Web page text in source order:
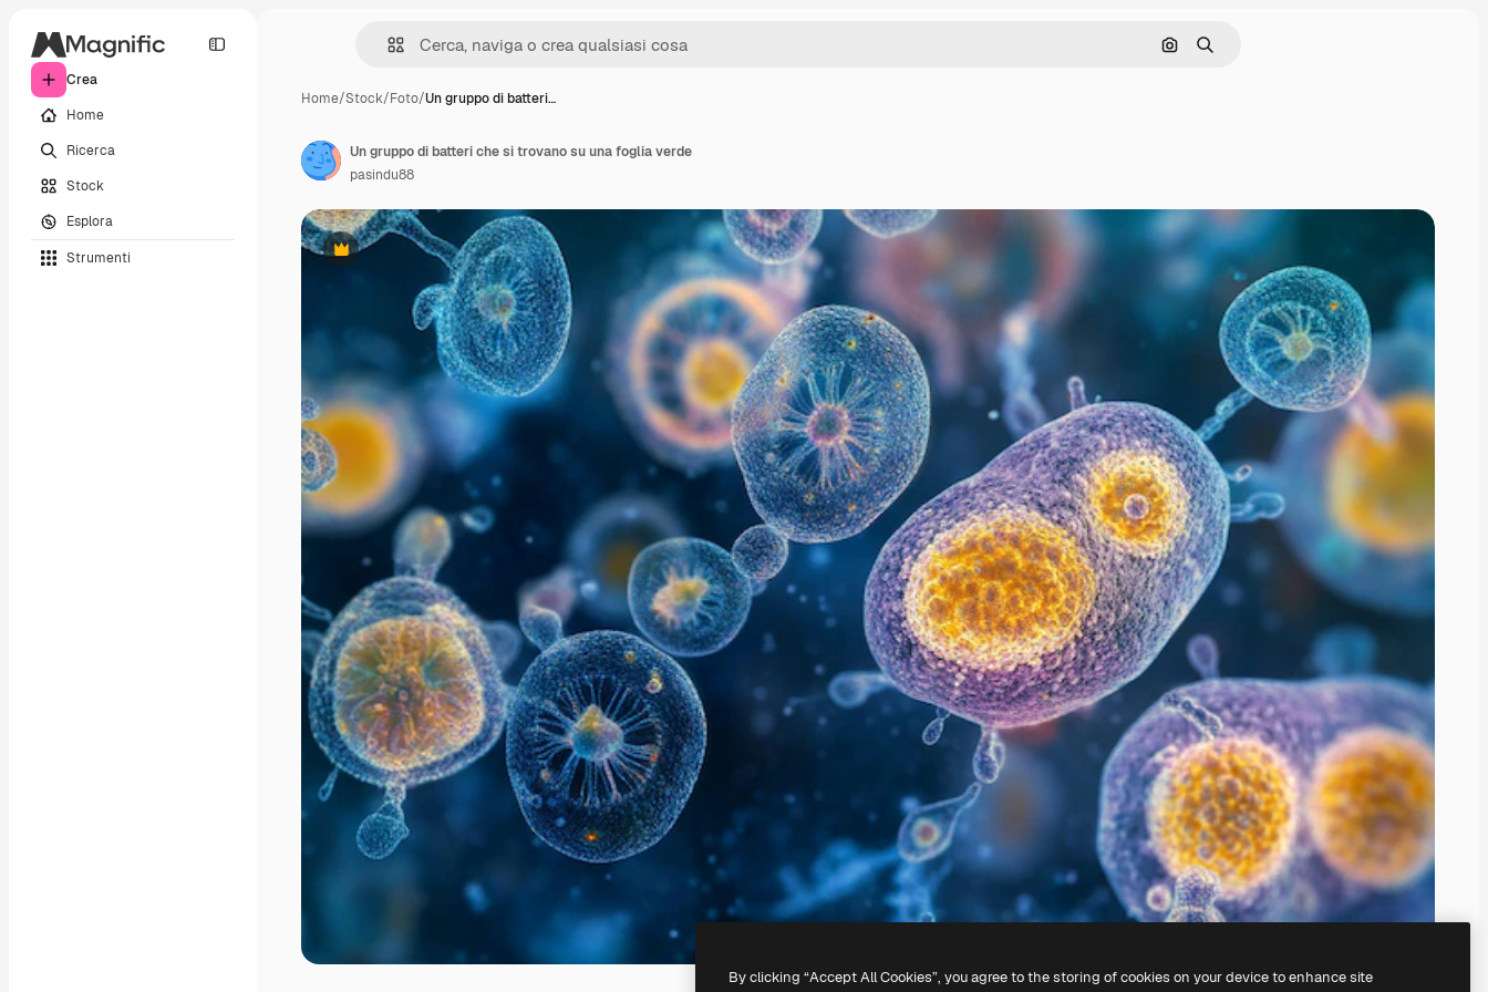
Crea
Home
Ricerca
Stock
Esplora
Strumenti
Cerca per immagine
Ricerca
Home/Stock/Foto/Un gruppo di batteri…
Premium
Un gruppo di batteri che si trovano su una foglia verde
pasindu88
By clicking “Accept All Cookies”, you agree to the storing of cookies on your device to enhance site